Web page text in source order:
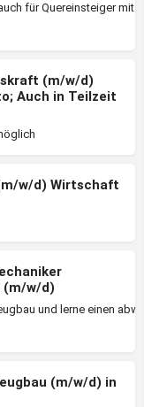
für Quereinsteiger mit
(m/w/d)
Auch in Teilzeit
w/d) Wirtschaft
(m/w/d)
und lerne einen
(m/w/d) in